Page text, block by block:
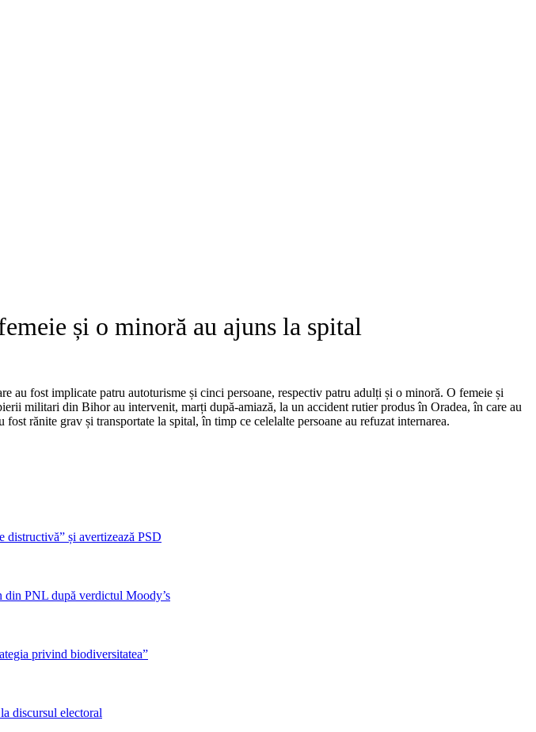
și o minoră au ajuns la spital
fost implicate patru autoturisme și cinci persoane, respectiv patru adulți și o minoră. O femeie și
militari din Bihor au intervenit, marți după-amiază, la un accident rutier produs în Oradea, în care au
rănite grav și transportate la spital, în timp ce celelalte persoane au refuzat internarea.
și avertizează PSD
din PNL după verdictul Moody’s
privind biodiversitatea”
discursul electoral